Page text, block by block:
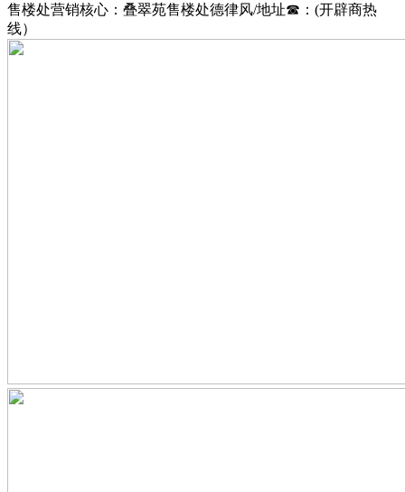
售楼处营销核心：叠翠苑售楼处德律风/地址☎：(开辟商热
线）